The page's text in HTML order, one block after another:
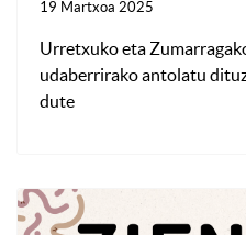
19 Martxoa 2025
Urretxuko eta
udaberrirako antolatu
dute